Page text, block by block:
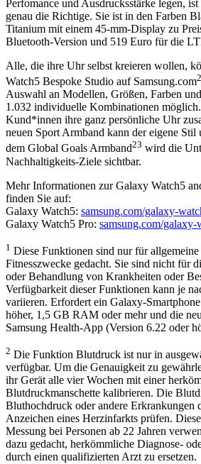
Perfomance und Ausdrucksstärke legen,
genau die Richtige. Sie ist in den Farben
Titanium mit einem 45-mm-Display zu
Bluetooth-Version und 519 Euro für die
Alle, die ihre Uhr selbst kreieren wollen,
Watch5 Bespoke Studio auf Samsung.com
Auswahl an Modellen, Größen, Farben
1.032 individuelle Kombinationen
Kund*innen ihre ganz persönliche Uhr
neuen Sport Armband kann der eigene
dem Global Goals Armband23 wird die
Nachhaltigkeits-Ziele sichtbar.
Mehr Informationen zur Galaxy Watch5
finden Sie auf:
Galaxy Watch5: samsung.com/galaxy-
Galaxy Watch5 Pro: samsung.com/galaxy-
1 Diese Funktionen sind nur für allgemeine
Fitnesszwecke gedacht. Sie sind nicht für
oder Behandlung von Krankheiten oder
Verfügbarkeit dieser Funktionen kann je
variieren. Erfordert ein Galaxy-
höher, 1,5 GB RAM oder mehr und die
Samsung Health-App (Version 6.22 oder
2 Die Funktion Blutdruck ist nur in
verfügbar. Um die Genauigkeit zu
ihr Gerät alle vier Wochen mit einer
Blutdruckmanschette kalibrieren. Die
Bluthochdruck oder andere Erkrankungen
Anzeichen eines Herzinfarkts prüfen.
Messung bei Personen ab 22 Jahren
dazu gedacht, herkömmliche Diagnose-
durch einen qualifizierten Arzt zu ersetzen.